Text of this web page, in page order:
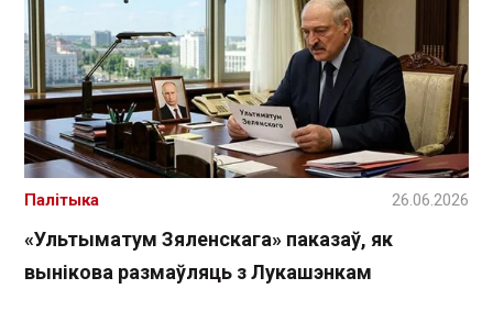
«Ультыматум Зяленскага» паказаў, як
вынікова размаўляць з Лукашэнкам
Палітыка 26.06.2026